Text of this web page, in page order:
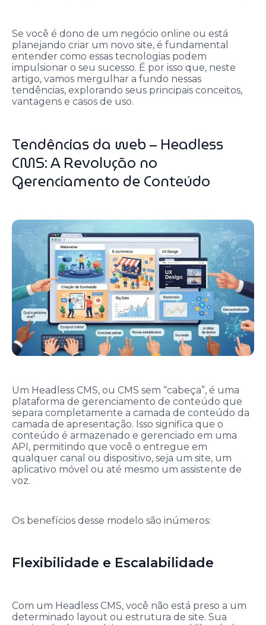
Se você é dono de um negócio online ou está
planejando criar um novo site, é fundamental
entender como essas tecnologias podem
impulsionar o seu sucesso. É por isso que, neste
artigo, vamos mergulhar a fundo nessas
tendências, explorando seus principais conceitos,
vantagens e casos de uso.
Tendências da web – Headless
CMS: A Revolução no
Gerenciamento de Conteúdo
Um Headless CMS, ou CMS sem “cabeça”, é uma
plataforma de gerenciamento de conteúdo que
separa completamente a camada de conteúdo da
camada de apresentação. Isso significa que o
conteúdo é armazenado e gerenciado em uma
API, permitindo que você o entregue em
qualquer canal ou dispositivo, seja um site, um
aplicativo móvel ou até mesmo um assistente de
voz.
Os benefícios desse modelo são inúmeros:
Flexibilidade e Escalabilidade
Com um Headless CMS, você não está preso a um
determinado layout ou estrutura de site. Sua